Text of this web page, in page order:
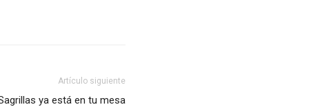
Artículo siguiente
ya está en tu mesa